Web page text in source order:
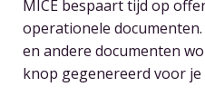
MICE bespaart tijd op
operationele
en andere documenten
knop gegenereerd voor je